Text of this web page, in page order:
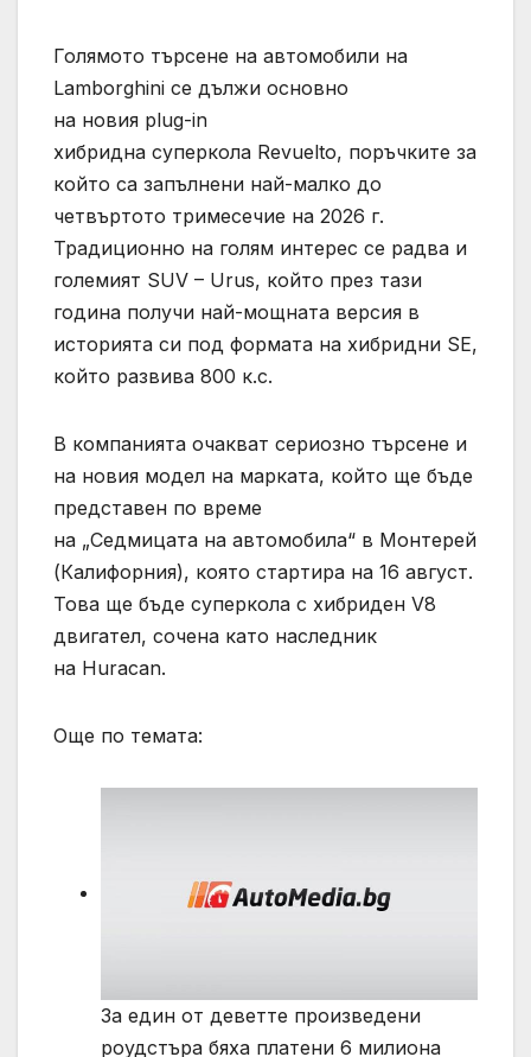
Голямото търсене на автомобили на
Lamborghini се дължи основно
на новия plug-in
хибридна суперкола Revuelto, поръчките за
който са запълнени най-малко до
четвъртото тримесечие на 2026 г.
Традиционно на голям интерес се радва и
големият SUV – Urus, който през тази
година получи най-мощната версия в
историята си под формата на хибридни SE,
който развива 800 к.с.
В компанията очакват сериозно търсене и
на новия модел на марката, който ще бъде
представен по време
на „Седмицата на автомобила“ в Монтерей
(Калифорния), която стартира на 16 август.
Това ще бъде суперкола с хибриден V8
двигател, сочена като наследник
на Huracan.
Още по темата:
За един от деветте произведени
роудстъра бяха платени 6 милиона